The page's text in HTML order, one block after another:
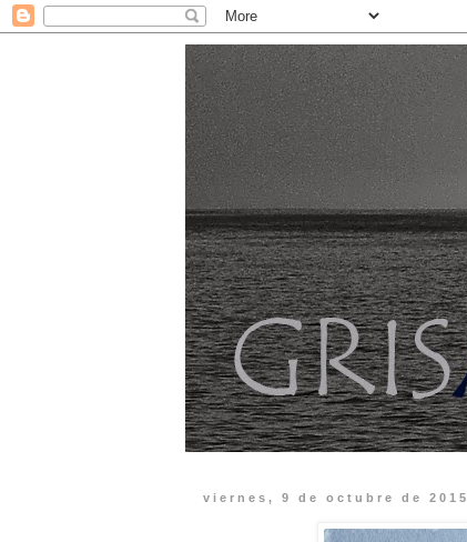
viernes, 9 de octubre de 2015